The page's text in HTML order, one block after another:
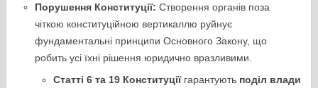
Порушення Конституції: Створення органів поза
чіткою конституційною вертикаллю руйнує
фундаментальні принципи Основного Закону, що
робить усі їхні рішення юридично вразливими.
Статті 6 та 19 Конституціїгарантують поділ влади